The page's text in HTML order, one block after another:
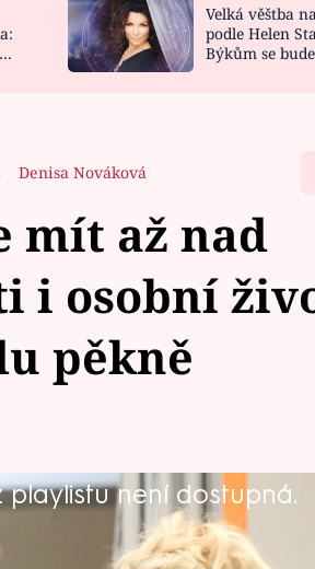
NOVINKY
VIDEORECEPTY
Velká věštba
podle Helen
Býkům se
Denisa Nováková
mít až nad
i osobní
pěkně
není dostupná.
krásného českého přísloví,
pořádně a všechno. Vedle